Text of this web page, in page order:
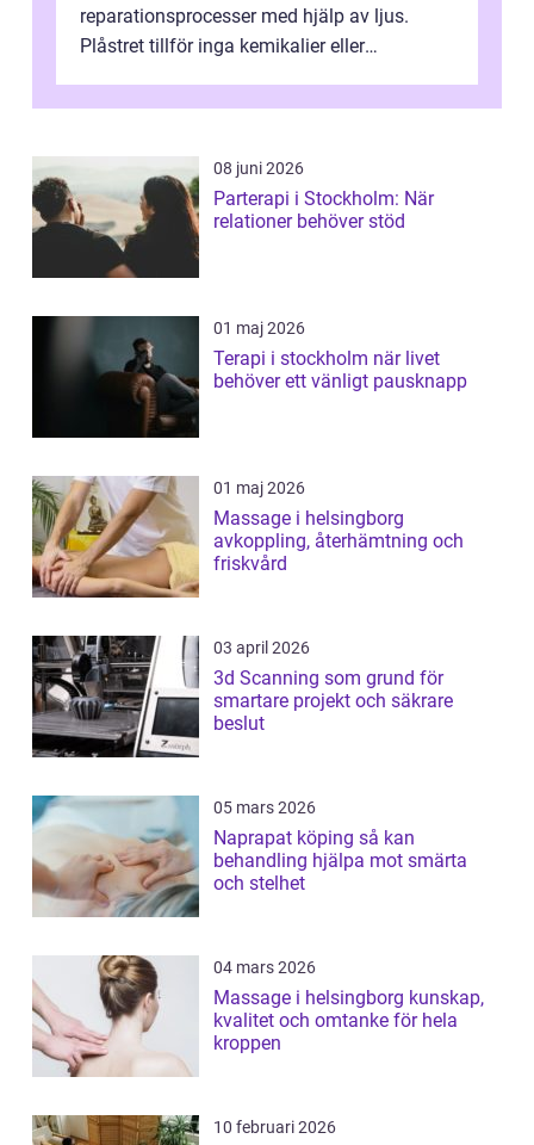
reparationsprocesser med hjälp av ljus.
Plåstret tillför inga kemikalier eller
ljusbaserad stimula...
08 juni 2026
Parterapi i Stockholm: När
relationer behöver stöd
01 maj 2026
Terapi i stockholm när livet
behöver ett vänligt pausknapp
01 maj 2026
Massage i helsingborg
avkoppling, återhämtning och
friskvård
03 april 2026
3d Scanning som grund för
smartare projekt och säkrare
beslut
05 mars 2026
Naprapat köping så kan
behandling hjälpa mot smärta
och stelhet
04 mars 2026
Massage i helsingborg kunskap,
kvalitet och omtanke för hela
kroppen
10 februari 2026